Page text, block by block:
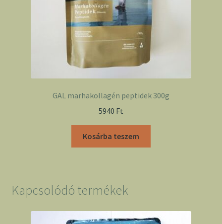
GAL marhakollagén peptidek 300g
5940 Ft
Kosárba teszem
Kapcsolódó termékek